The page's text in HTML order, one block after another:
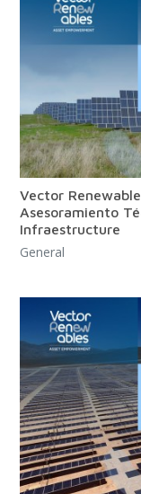
Vector
Asesoramiento
Infraestructure
General